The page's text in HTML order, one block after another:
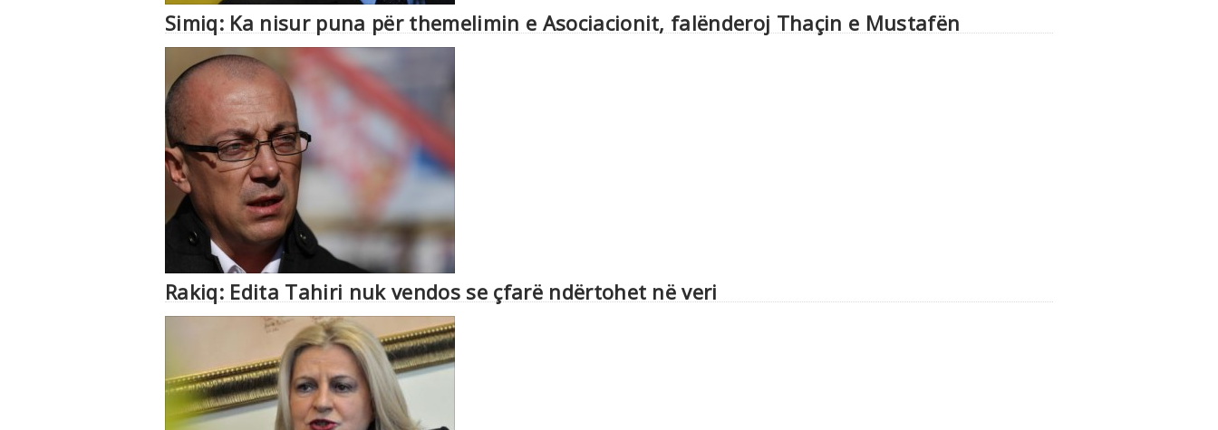
Simiq: Ka nisur puna për themelimin e Asociacionit, falënderoj Thaçin e Mustafën
Rakiq: Edita Tahiri nuk vendos se çfarë ndërtohet në veri